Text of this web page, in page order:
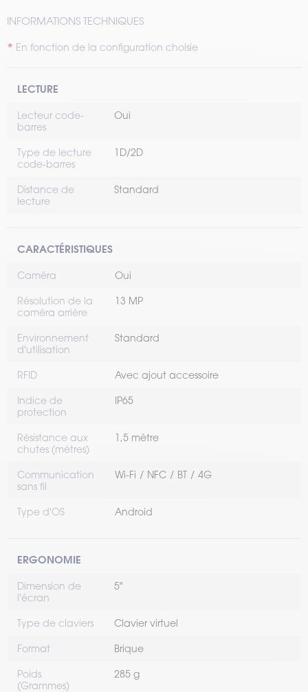
INFORMATIONS TECHNIQUES
En fonction de la configuration choisie
LECTURE
Lecteur code-
barres
Oui
Type de lecture
code-barres
1D/2D
Distance de
lecture
Standard
CARACTÉRISTIQUES
Caméra Oui
Résolution de la
caméra arrière
13 MP
Environnement
d'utilisation
Standard
RFID Avec ajout accessoire
Indice de
protection
IP65
Résistance aux
chutes (mètres)
1,5 mètre
Communication
sans fil
Wi-Fi NFC BT 4G
Type d'OS Android
ERGONOMIE
Dimension de
l'écran
5"
Type de claviers Clavier virtuel
Format Brique
Poids
(Grammes)
285 g